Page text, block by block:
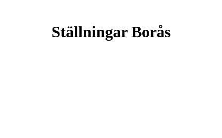
Ställningar Borås